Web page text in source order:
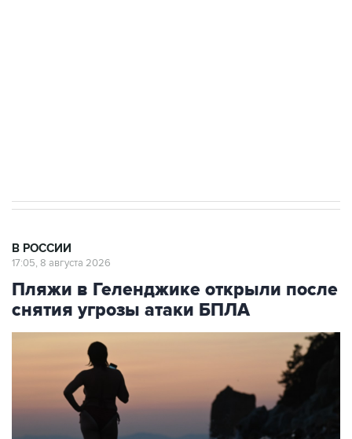
В РОССИИ
17:05, 8 августа 2026
Пляжи в Геленджике открыли после
снятия угрозы атаки БПЛА